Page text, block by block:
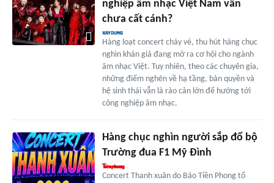
nghiệp âm nhạc Việt Nam vẫn
chưa cất cánh?
Hàng loạt concert cháy vé, thu hút hàng chục
nghìn khán giả đang mở ra cơ hội cho ngành
âm nhạc Việt. Tuy nhiên, theo các chuyên gia,
những điểm nghẽn về hạ tầng, bản quyền và
hệ sinh thái vẫn là rào cản lớn để hướng tới
công nghiệp âm nhạc.
Hàng chục nghìn người sắp đổ bộ
Trường đua F1 Mỹ Đình
Concert Thanh xuân do Báo Tiền Phong tổ